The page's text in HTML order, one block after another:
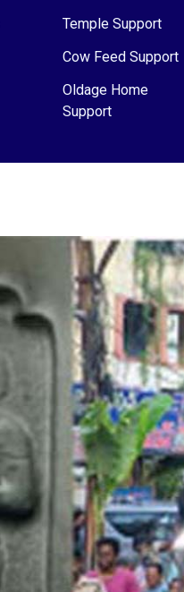
Temple Support
Cow Feed Support
Oldage Home
Support